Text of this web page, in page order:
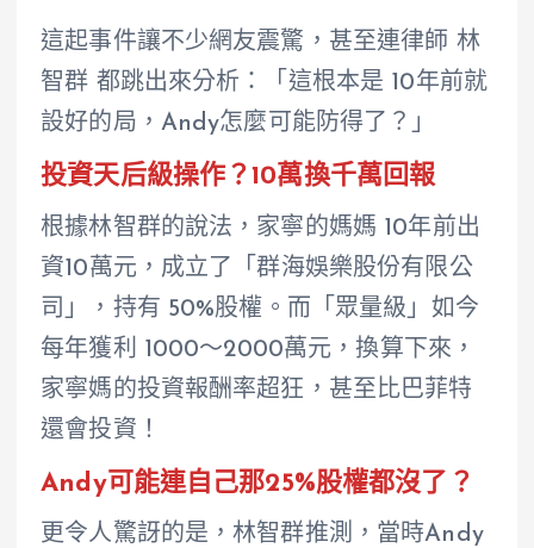
這起事件讓不少網友震驚，甚至連律師 林
智群 都跳出來分析：「這根本是 10年前就
設好的局，Andy怎麼可能防得了？」
投資天后級操作？10萬換千萬回報
根據林智群的說法，家寧的媽媽 10年前出
資10萬元，成立了「群海娛樂股份有限公
司」，持有 50%股權。而「眾量級」如今
每年獲利 1000～2000萬元，換算下來，
家寧媽的投資報酬率超狂，甚至比巴菲特
還會投資！
Andy可能連自己那25%股權都沒了？
更令人驚訝的是，林智群推測，當時Andy